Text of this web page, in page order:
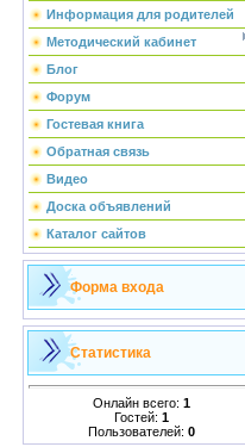
Информация для родителей
Методический кабинет
Блог
Форум
Гостевая книга
Обратная связь
Видео
Доска объявлений
Каталог сайтов
Форма входа
Статистика
Онлайн всего: 1
Гостей: 1
Пользователей: 0